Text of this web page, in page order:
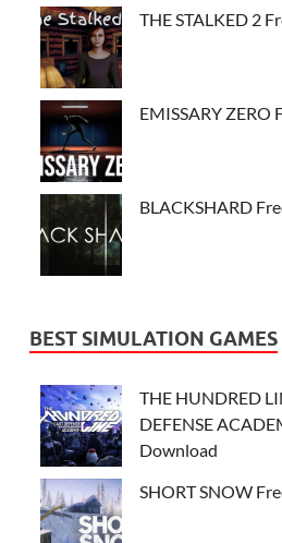
THE STALKED 2
EMISSARY ZERO
BLACKSHARD
BEST SIMULATION GAMES
THE HUNDRED
DEFENSE
Download
SHORT SNOW